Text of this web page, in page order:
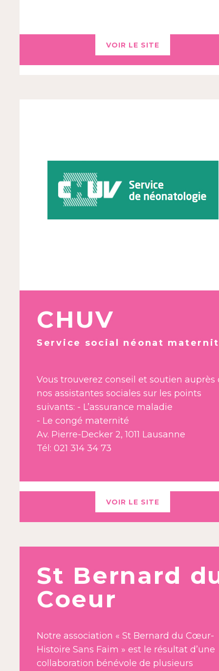
VOIR LE SITE
CHUV
Service social néonat
Vous trouverez conseil et soutien auprès
nos assistantes sociales sur les points
suivants: - L’assurance maladie
- Le congé maternité
Av. Pierre-Decker 2, 1011 Lausanne
Tél: 021 314 34 73
VOIR LE SITE
St Bernard
Coeur
Notre association « St Bernard du Cœur-
Histoire Sans Faim » est le résultat d’une
collaboration bénévole de plusieurs